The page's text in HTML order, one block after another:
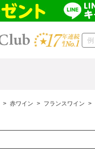
> 赤ワイン > フランスワイン >